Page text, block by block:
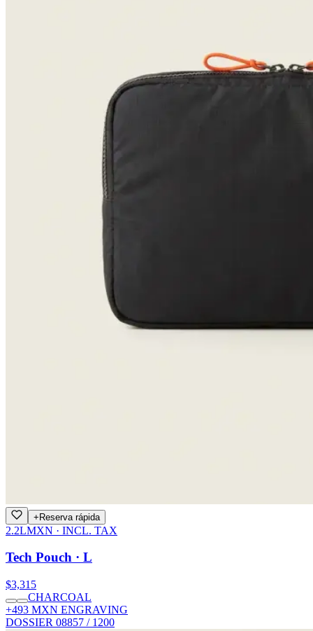
+Reserva rápida
2.2LMXN · INCL. TAX
Tech Pouch · L
$3,315
CHARCOAL
+493 MXN ENGRAVING
DOSSIER 08857 / 1200